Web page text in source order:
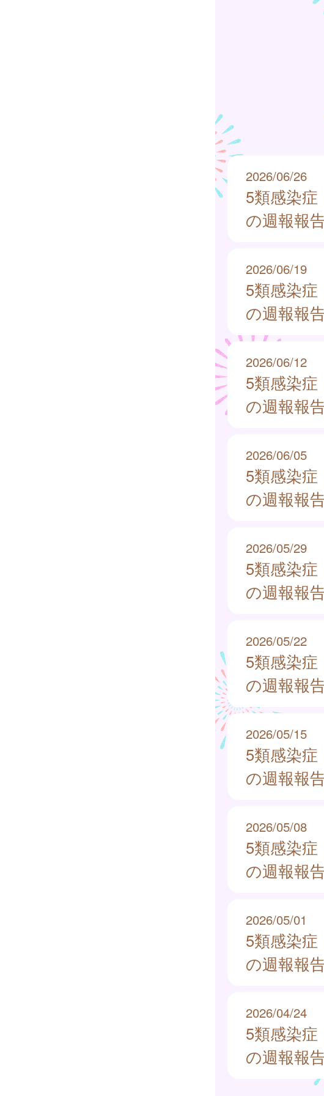
2026/06/26
5類感染症
の週報報
2026/06/19
5類感染症
の週報報
2026/06/12
5類感染症
の週報報
2026/06/05
5類感染症
の週報報
2026/05/29
5類感染症
の週報報
2026/05/22
5類感染症
の週報報
2026/05/15
5類感染症
の週報報
2026/05/08
5類感染症
の週報報
2026/05/01
5類感染症
の週報報
2026/04/24
5類感染症
の週報報